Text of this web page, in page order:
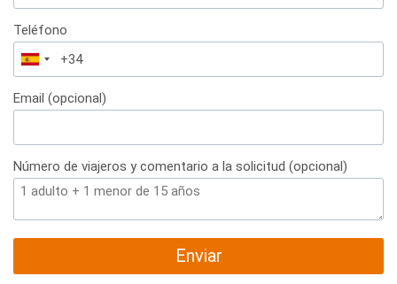
Teléfono
España
+34
Email (opcional)
Número de viajeros y comentario a la solicitud (opcional)
Enviar